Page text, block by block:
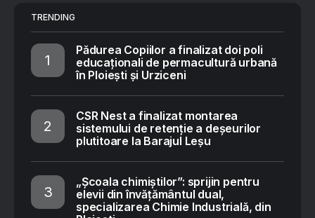
TRENDING
Pădurea Copiilor a finalizat doi poli
educaționali de permacultură urbană
în Ploiești și Urziceni
CSR Nest a finalizat montarea
sistemului de retenție a deșeurilor
plutitoare la Barajul Leșu
„Școala chimiștilor”: sprijin pentru
elevii din învățământul dual,
specializarea Chimie Industrială, din